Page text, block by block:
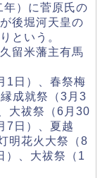
）に菅原氏の
後堀河天皇の
という。
留米藩主有馬
1日）、春祭梅
成就祭（3月3
大祓祭（6月30
7日）、夏越
明花火大祭（8
）、大祓祭（1